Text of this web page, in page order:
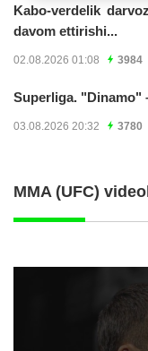
Kabo-verdelik
davom ettirishi...
02.08.2026 01:08 3984
Superliga. "Dinamo"
03.08.2026 20:32 3780
MMA (UFC)